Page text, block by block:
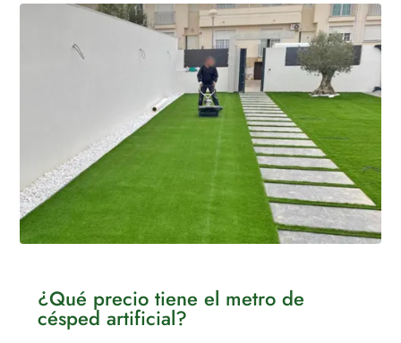
¿Qué precio tiene el metro de
césped artificial?